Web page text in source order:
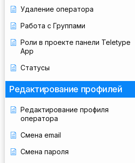
Удаление оператора
Работа с Группами
Роли в проекте панели Teletype
App
Статусы
Редактирование профилей
Редактирование профиля
оператора
Смена email
Смена пароля